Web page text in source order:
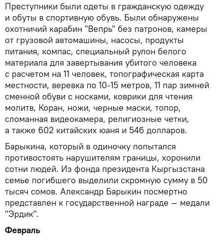
Преступники были одеты в гражданскую одежду
и обуты в спортивную обувь. Были обнаружены
охотничий карабин "Вепрь" без патронов, камеры
от грузовой автомашины, насосы, продукты
питания, компас, специальный рулон белого
материала для завертывания убитого человека
с расчетом на 11 человек, топографическая карта
местности, веревка по 10-15 метров, 11 пар зимней
сменной обуви с носками, коврики для чтения
молитв, Коран, ножи, черные маски, топор,
сломанная видеокамера, религиозные четки,
а также 602 китайских юаня и 546 долларов.
Барыкина, который в одиночку попытался
противостоять нарушителям границы, хоронили
сотни людей. Из фонда президента Кыргызстана
семье погибшего выделили скромную сумму в 50
тысяч сомов. Александр Барыкин посмертно
представлен к государственной награде — медали
"Эрдик".
Февраль